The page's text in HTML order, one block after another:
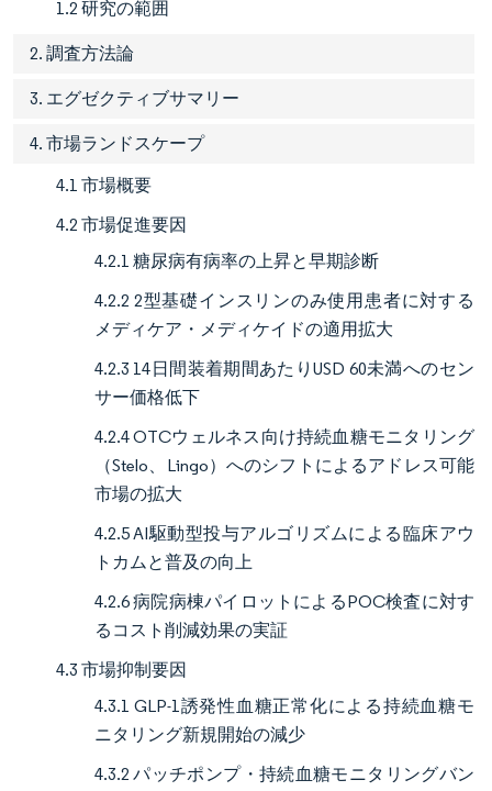
1.2 研究の範囲
2. 調査方法論
3. エグゼクティブサマリー
4. 市場ランドスケープ
4.1 市場概要
4.2 市場促進要因
4.2.1 糖尿病有病率の上昇と早期診断
4.2.2 2型基礎インスリンのみ使用患者に対する
メディケア・メディケイドの適用拡大
4.2.3 14日間装着期間あたりUSD 60未満へのセン
サー価格低下
4.2.4 OTCウェルネス向け持続血糖モニタリング
（Stelo、Lingo）へのシフトによるアドレス可能
市場の拡大
4.2.5 AI駆動型投与アルゴリズムによる臨床アウ
トカムと普及の向上
4.2.6 病院病棟パイロットによるPOC検査に対す
るコスト削減効果の実証
4.3 市場抑制要因
4.3.1 GLP-1誘発性血糖正常化による持続血糖モ
ニタリング新規開始の減少
4.3.2 パッチポンプ・持続血糖モニタリングバン